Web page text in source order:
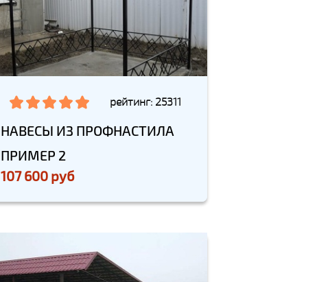
рейтинг: 25311
НАВЕСЫ ИЗ ПРОФНАСТИЛА
ПРИМЕР 2
107 600 руб